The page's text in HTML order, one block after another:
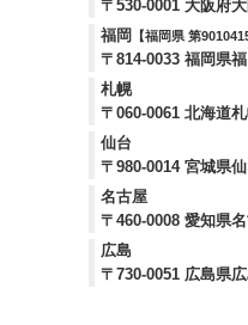
〒530-0001 大阪府
福岡
【福岡県 第
〒814-0033 福岡県
札幌
〒060-0061 北海道
仙台
〒980-0014 宮城県
名古屋
〒460-0008 愛知県
広島
〒730-0051 広島県